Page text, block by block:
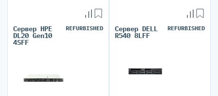
Сервер HPE
DL20 Gen10
4SFF
REFURBISHED Сервер DELL
R540 8LFF
REFURBISHED